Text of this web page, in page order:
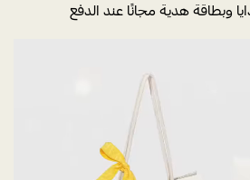
وبطاقة هدية مجانًا عند الدفع